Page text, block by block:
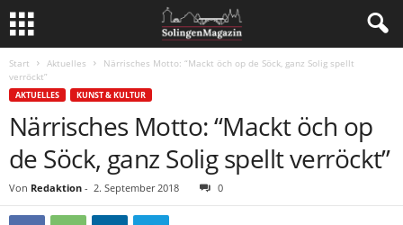
Start Aktuelles
Närrisches Motto: “Mackt öch op de Söck, ganz Solig spellt
verröckt”
AKTUELLES KUNST & KULTUR
Närrisches Motto: “Mackt öch op
de Söck, ganz Solig spellt verröckt”
Von Redaktion - 2. September 2018 0